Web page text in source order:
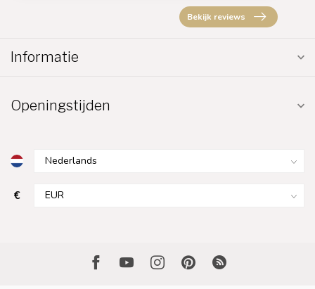
Bekijk reviews
Informatie
Openingstijden
€